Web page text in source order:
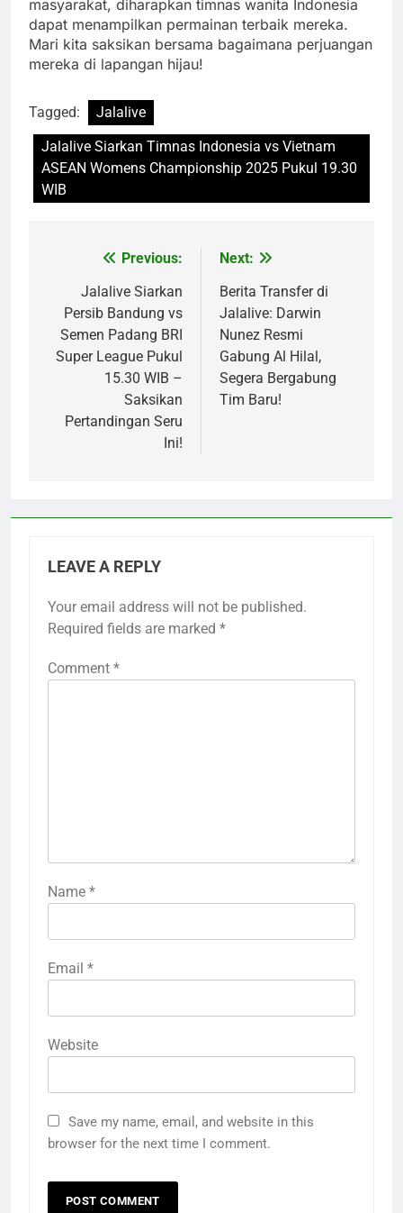
masyarakat, diharapkan timnas wanita Indonesia
dapat menampilkan permainan terbaik mereka.
Mari kita saksikan bersama bagaimana perjuangan
mereka di lapangan hijau!
Tagged:
Jalalive
Jalalive Siarkan Timnas Indonesia vs Vietnam
ASEAN Womens Championship 2025 Pukul 19.30
WIB
navigation
Previous:
Jalalive Siarkan
Persib Bandung vs
Semen Padang BRI
Super League Pukul
15.30 WIB –
Saksikan
Pertandingan Seru
Ini!
Next:
Berita Transfer di
Jalalive: Darwin
Nunez Resmi
Gabung Al Hilal,
Segera Bergabung
Tim Baru!
LEAVE A REPLY
Your email address will not be published.
Required fields are marked *
Comment *
Name *
Email *
Website
Save my name, email, and website in this
browser for the next time I comment.